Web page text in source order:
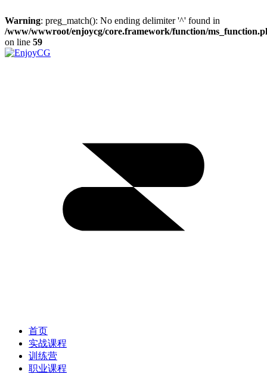
Warning: preg_match(): No ending delimiter '^' found in
/www/wwwroot/enjoycg/core.framework/function/
on line 59
首页
实战课程
训练营
职业课程